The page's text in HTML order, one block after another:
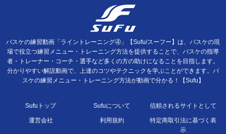
バスケの練習動画「ライントレーニング④」【Sufu/スーフー】は、バスケの現
場で役立つ練習メニュー・トレーニング方法を提供することで、バスケの指導
者・トレーナー・コーチ・選手など多くの方の助けになることを目指します。
分かりやすい解説動画で、上達のコツやテクニックを学ぶことができます。バ
スケの練習メニュー・トレーニング方法が動画で分かる！【Sufu】
Sufuトップ Sufuについて 信頼されるサイトとして
運営会社 利用規約
特定商取引法に基づく表
示